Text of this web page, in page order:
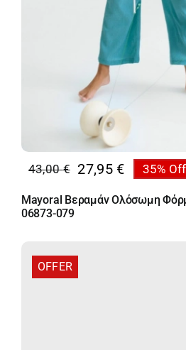
43,00€
Original
price
was:
27,95 €
Η
τρέχουσα
τιμή
35% Off
Mayoral Βεραμάν Ολόσωμη
06873-079
OFFER